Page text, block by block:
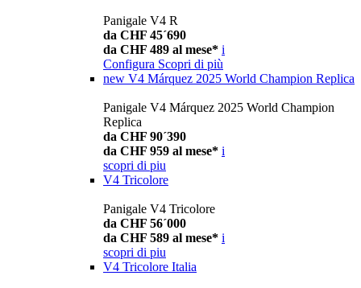
Panigale V4 R
da CHF 45´690
da CHF 489 al mese* i
Configura Scopri di più
new V4 Márquez 2025 World Champion Replica
Panigale V4 Márquez 2025 World Champion
Replica
da CHF 90´390
da CHF 959 al mese* i
scopri di piu
V4 Tricolore
Panigale V4 Tricolore
da CHF 56´000
da CHF 589 al mese* i
scopri di piu
V4 Tricolore Italia